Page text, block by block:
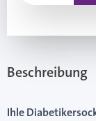
Beschreibung
Ihle